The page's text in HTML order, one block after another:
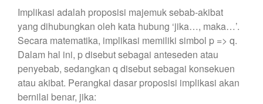
Implikasi adalah proposisi majemuk sebab-akibat
yang dihubungkan oleh kata hubung ‘jika…, maka…’.
Secara matematika, implikasi memiliki simbol p => q.
Dalam hal ini, p disebut sebagai anteseden atau
penyebab, sedangkan q disebut sebagai konsekuen
atau akibat. Perangkai dasar proposisi implikasi akan
bernilai benar, jika: